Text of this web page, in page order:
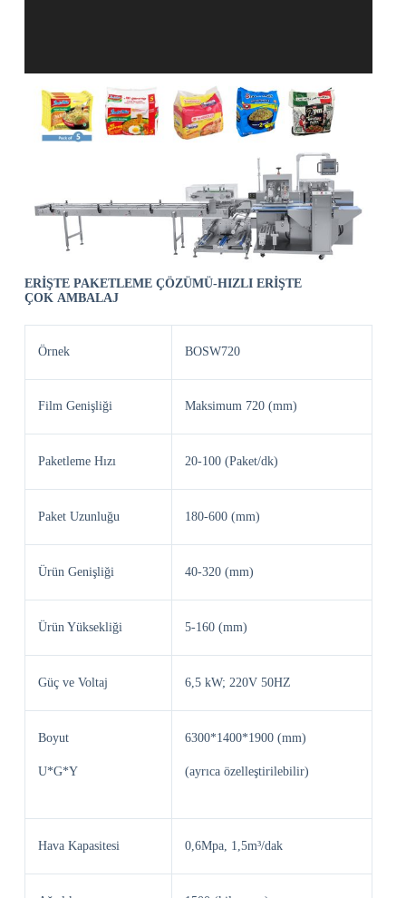
ERİŞTE PAKETLEME ÇÖZÜMÜ-HIZLI ERİŞTE
ÇOKAMBALAJ
Örnek BOSW720
Film Genişliği Maksimum 720 (mm)
Paketleme Hızı 20-100 (Paket/dk)
Paket Uzunluğu 180-600 (mm)
Ürün Genişliği 40-320 (mm)
Ürün Yüksekliği 5-160 (mm)
Güç ve Voltaj 6,5 kW; 220V 50HZ
Boyut
U*G*Y
6300*1400*1900 (mm)
(ayrıca özelleştirilebilir)
Hava Kapasitesi 0,6Mpa, 1,5m³/dak